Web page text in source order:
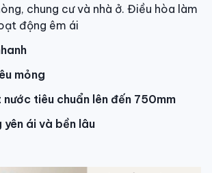
chung cư và nhà ở. Điều hòa làm
động êm ái
mỏng
tiêu chuẩn lên đến 750mm
ái và bền lâu